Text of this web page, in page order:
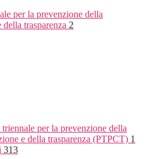
per la prevenzione della
trasparenza 2
triennale per la prevenzione della
e della trasparenza (PTPCT) 1
313